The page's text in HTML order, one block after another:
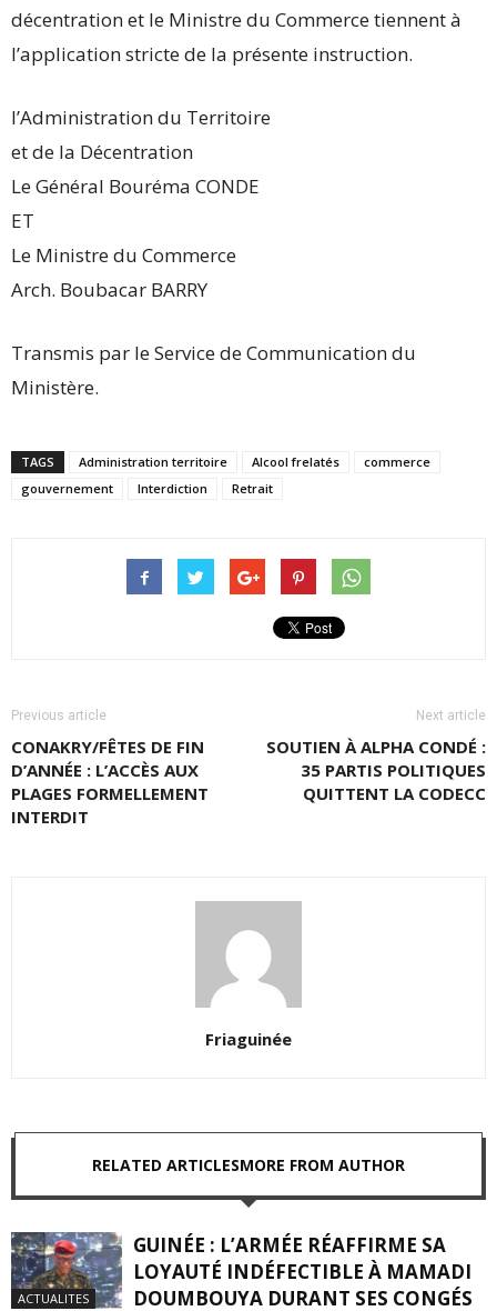
décentration et le Ministre du Commerce tiennent à
l’application stricte de la présente instruction.
l’Administration du Territoire
et de la Décentration
Le Général Bouréma CONDE
ET
Le Ministre du Commerce
Arch. Boubacar BARRY
Transmis par le Service de Communication du
Ministère.
TAGS Administration territoire Alcool frelatés
commerce
gouvernement
Interdiction Retrait
Previous article
CONAKRY/FÊTES DE FIN
D’ANNÉE : L’ACCÈS AUX
PLAGES FORMELLEMENT
INTERDIT
Next article
SOUTIEN À ALPHA CONDÉ :
35 PARTIS POLITIQUES
QUITTENT LA CODECC
Friaguinée
RELATED ARTICLESMORE FROM AUTHOR
ACTUALITES
GUINÉE : L’ARMÉE RÉAFFIRME SA
LOYAUTÉ INDÉFECTIBLE À MAMADI
DOUMBOUYA DURANT SES CONGÉS